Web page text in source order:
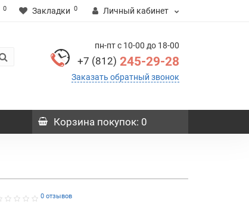
0 Закладки 0 Личный кабинет
пн-пт с 10-00 до 18-00
+7 (812) 245-29-28
Заказать обратный звонок
Корзина покупок: 0
0 отзывов